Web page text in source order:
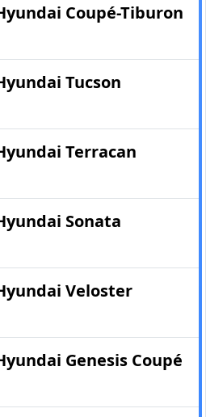
Coupé-Tiburon
Tucson
Terracan
Sonata
Veloster
Genesis Coupé